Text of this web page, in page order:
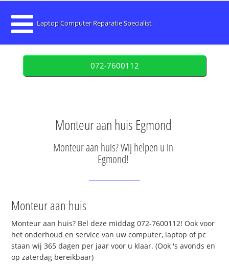
Laptop Computer Reparatie Specialist
072-7600112
Monteur aan huis Egmond
Monteur aan huis? Wij helpen u in
Egmond!
Monteur aan huis
Monteur aan huis? Bel deze middag 072-7600112! Ook voor
het onderhoud en service van uw computer, laptop of pc
staan wij 365 dagen per jaar voor u klaar. (Ook 's avonds en
op zaterdag bereikbaar)